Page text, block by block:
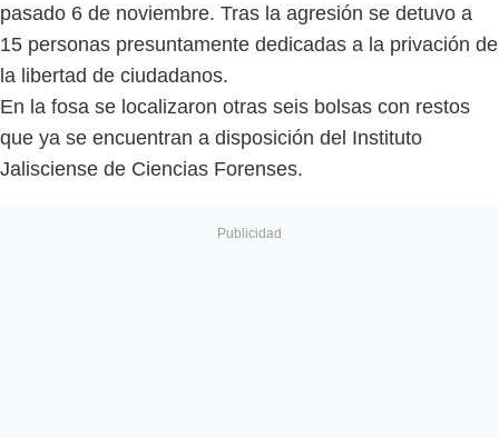
pasado 6 de noviembre. Tras la agresión se detuvo a
15 personas presuntamente dedicadas a la privación de
la libertad de ciudadanos.
En la fosa se localizaron otras seis bolsas con restos
que ya se encuentran a disposición del Instituto
Jalisciense de Ciencias Forenses.